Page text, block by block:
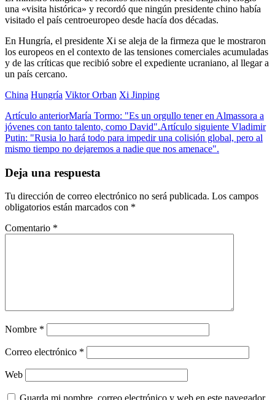
una «visita histórica» ​​y recordó que ningún presidente chino había
visitado el país centroeuropeo desde hacía dos décadas.
En Hungría, el presidente Xi se aleja de la firmeza que le mostraron
los europeos en el contexto de las tensiones comerciales acumuladas
y de las críticas que recibió sobre el expediente ucraniano, al llegar a
un país cercano.
China Hungría Viktor Orban Xi Jinping
Artículo anteriorMaría Tormo: "Es un orgullo tener en Almassora a
jóvenes con tanto talento, como David".Artículo siguiente Vladimir
Putin: "Rusia lo hará todo para impedir una colisión global, pero al
mismo tiempo no dejaremos a nadie que nos amenace".
Deja una respuesta
Tu dirección de correo electrónico no será publicada. Los campos
obligatorios están marcados con *
Comentario *
Nombre *
Correo electrónico *
Web